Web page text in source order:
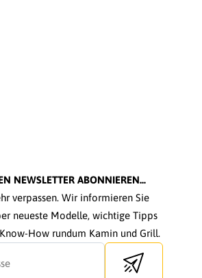
NEWSLETTER ABONNIEREN...
verpassen. Wir informieren Sie
neueste Modelle, wichtige Tipps
How rundum Kamin und Grill.
Send newsletter